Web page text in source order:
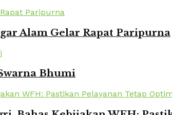
Alam Gelar Rapat Paripurna
Bhumi